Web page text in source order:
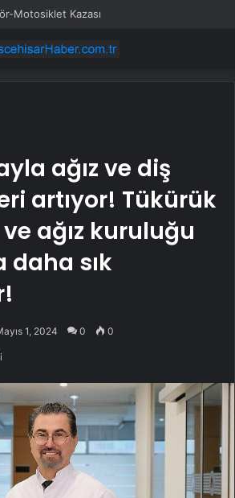
Motosiklet Kazası
ağız ve diş
artıyor! Tükürük
ağız kuruluğu
daha sık
1, 2024 0 0